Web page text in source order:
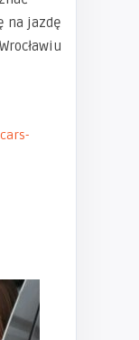
na jazdę